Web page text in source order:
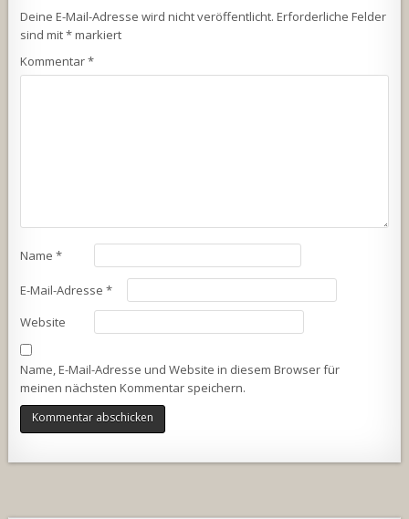
Deine E-Mail-Adresse wird nicht veröffentlicht. Erforderliche Felder
sind mit*markiert
Kommentar*
Name*
E-Mail-Adresse*
Website
Name, E-Mail-Adresse und Website in diesem Browser für
meinen nächsten Kommentar speichern.